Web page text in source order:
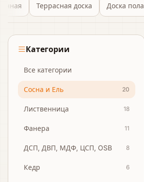
Террасная доска Доска пола
Категории
Все категории
Сосна и Ель 20
Лиственница 18
Фанера 11
ДСП, ДВП, МДФ, ЦСП, OSB 8
Кедр 6